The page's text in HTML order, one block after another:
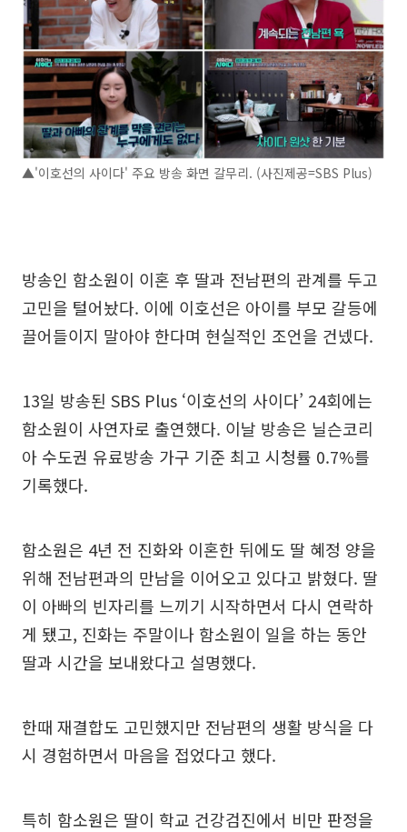
▲'이호선의 사이다' 주요 방송 화면 갈무리. (사진제공=SBS Plus)
방송인 함소원이 이혼 후 딸과 전남편의 관계를 두고
고민을 털어놨다. 이에 이호선은 아이를 부모 갈등에
끌어들이지 말아야 한다며 현실적인 조언을 건넸다.
13일 방송된 SBS Plus ‘이호선의 사이다’ 24회에는
함소원이 사연자로 출연했다. 이날 방송은 닐슨코리
아 수도권 유료방송 가구 기준 최고 시청률 0.7%를
기록했다.
함소원은 4년 전 진화와 이혼한 뒤에도 딸 혜정 양을
위해 전남편과의 만남을 이어오고 있다고 밝혔다. 딸
이 아빠의 빈자리를 느끼기 시작하면서 다시 연락하
게 됐고, 진화는 주말이나 함소원이 일을 하는 동안
딸과 시간을 보내왔다고 설명했다.
한때 재결합도 고민했지만 전남편의 생활 방식을 다
시 경험하면서 마음을 접었다고 했다.
특히 함소원은 딸이 학교 건강검진에서 비만 판정을